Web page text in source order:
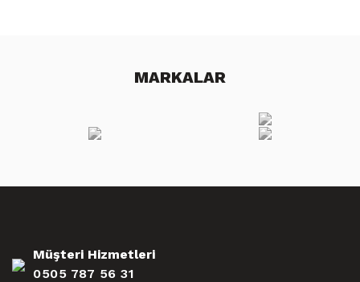
MARKALAR
Müşteri Hizmetleri
0505 787 56 31